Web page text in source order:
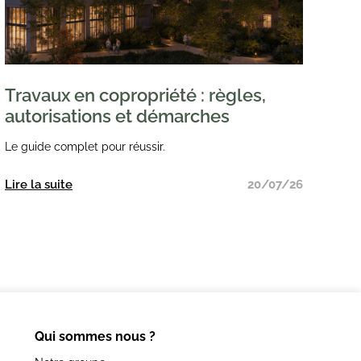
Travaux en copropriété : règles,
autorisations et démarches
Le guide complet pour réussir.
Lire la suite 20/07/26
Qui sommes nous ?